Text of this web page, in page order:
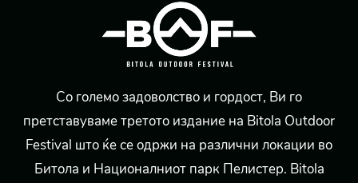
Со големо задоволство и гордост, Ви го
претставуваме третото издание на Bitola Outdoor
Festival што ќе се одржи на различни локации во
Битола и Националниот парк Пелистер. Bitola